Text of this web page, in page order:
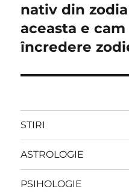
nativ din
aceasta e
încredere
STIRI
ASTROLOGIE
PSIHOLOGIE